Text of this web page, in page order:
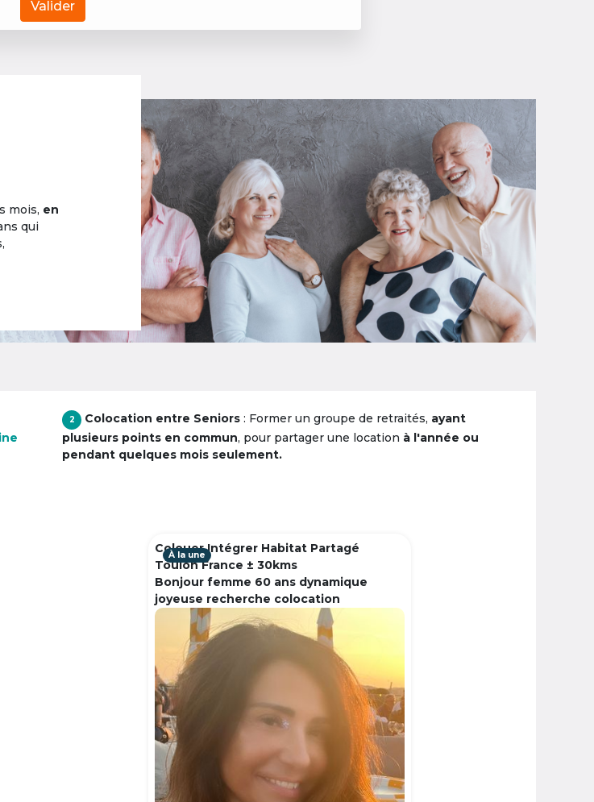
Valider
mois, en
qui
2 Colocation entre Seniors : Former un groupe de retraités, ayant
plusieurs points en commun, pour partager une location à l'année ou
pendant quelques mois seulement.
Colouer Intégrer Habitat Partagé
Toulon France ± 30kms
Bonjour femme 60 ans dynamique
joyeuse recherche colocation
À la une